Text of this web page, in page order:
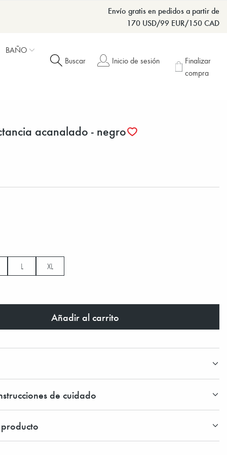
Envío gratis en pedidos a partir de
170 USD/99 EUR/150 CAD
BAÑO
Buscar
Inicio de sesión
Finalizar
compra
acanalado - negro
L XL
Añadir al carrito
de cuidado